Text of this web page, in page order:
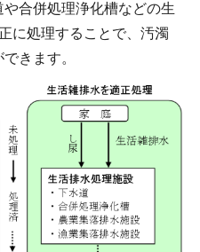
合併処理浄化槽などの生
に処理することで、汚濁
きます。